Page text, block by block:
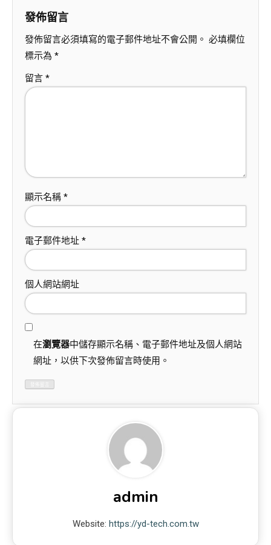
發佈留言
發佈留言必須填寫的電子郵件地址不會公開。 必填欄位
標示為 *
留言 *
顯示名稱 *
電子郵件地址 *
個人網站網址
在瀏覽器中儲存顯示名稱、電子郵件地址及個人網站
網址，以供下次發佈留言時使用。
admin
Website: https://yd-tech.com.tw